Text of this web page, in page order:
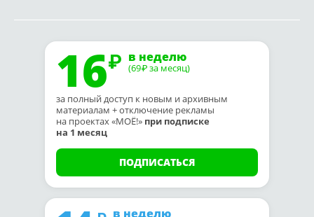
16 в неделю
(69₽ за месяц)
за полный доступ к новым и архивным
материалам + отключение рекламы
на проектах «МОЁ!» при подписке
на 1 месяц
ПОДПИСАТЬСЯ
в неделю